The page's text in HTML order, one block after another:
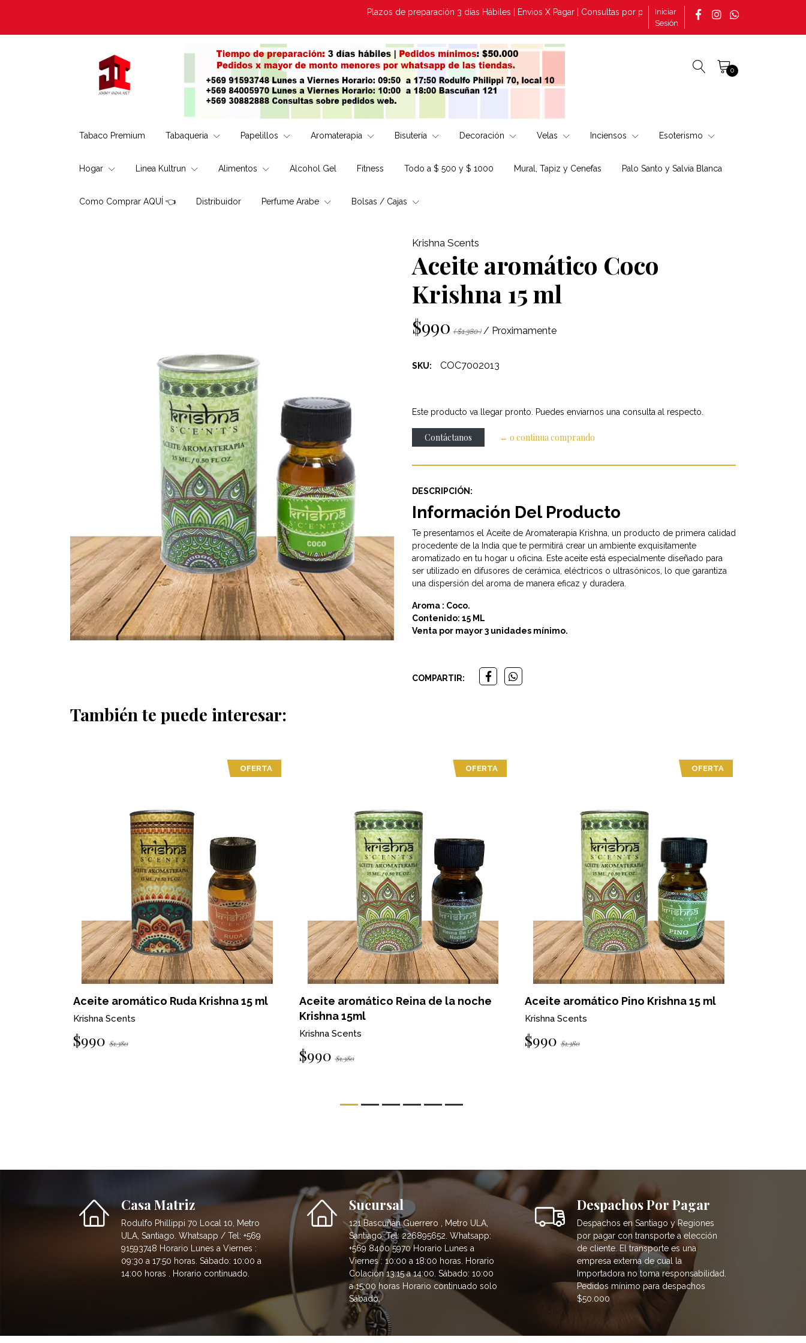
Plazos de preparación 3 días Hábiles | Envios X Pagar | Consultas por pedidos tomado en la página +569 30882888 |
Iniciar
Sesión
0
Tabaco Premium Tabaqueria Papelillos Aromaterapia Bisutería Decoración Velas Inciensos Esoterismo
Hogar Linea Kultrun Alimentos Alcohol Gel Fitness Todo a $ 500 y $ 1000 Mural, Tapiz y Cenefas Palo Santo y Salvia Blanca
Como Comprar AQUÍ 👈 Distribuidor Perfume Arabe Bolsas / Cajas
Krishna Scents
Aceite aromático Coco
Krishna 15 ml
$990 ( $1.380 ) / Proximamente
SKU: COC7002013
Este producto va llegar pronto. Puedes enviarnos una consulta al respecto.
Contáctanos ← o continua comprando
DESCRIPCIÓN:
Información Del Producto
Te presentamos el Aceite de Aromaterapia Krishna, un producto de primera calidad
procedente de la India que te permitirá crear un ambiente exquisitamente
aromatizado en tu hogar u oficina. Este aceite está especialmente diseñado para
ser utilizado en difusores de cerámica, eléctricos o ultrasónicos, lo que garantiza
una dispersión del aroma de manera eficaz y duradera.
Aroma : Coco.
Contenido: 15 ML
Venta por mayor 3 unidades mínimo.
COMPARTIR:
También te puede interesar:
OFERTA
Aceite aromático Ruda Krishna 15 ml
Krishna Scents
$990 $1.380
OFERTA
Aceite aromático Reina de la noche
Krishna 15ml
Krishna Scents
$990 $1.380
OFERTA
Aceite aromático Pino Krishna 15 ml
Krishna Scents
$990 $1.380
Casa Matriz
Rodulfo Phillippi 70 Local 10, Metro
ULA, Santiago. Whatsapp / Tel: +569
91593748 Horario Lunes a Viernes :
09:30 a 17:50 horas. Sábado: 10:00 a
14:00 horas . Horario continuado.
Sucursal
121 Bascuñán Guerrero , Metro ULA,
Santiago. Tel: 226895652. Whatsapp:
+569 8400 5970 Horario Lunes a
Viernes : 10:00 a 18:00 horas. Horario
Colación 13:15 a 14:00. Sábado: 10:00
a 15:00 horas Horario continuado solo
Sábado.
Despachos Por Pagar
Despachos en Santiago y Regiones
por pagar con transporte a elección
de cliente. El transporte es una
empresa externa de cual la
Importadora no toma responsabilidad.
Pedidos mínimo para despachos
$50.000